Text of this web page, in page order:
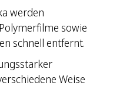
werden
sowie
schnell entfernt.
Weise